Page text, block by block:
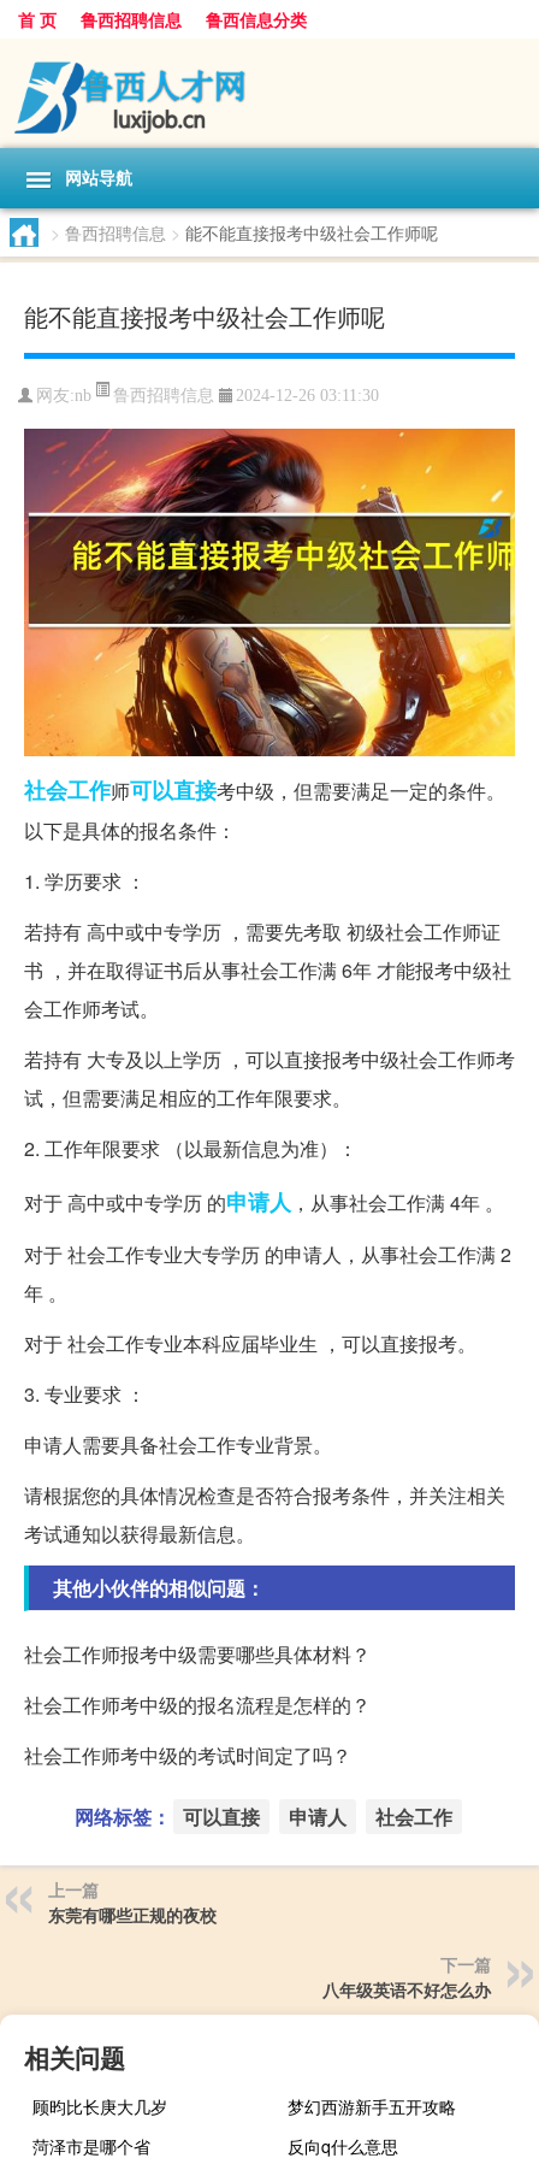
首 页 鲁西招聘信息 鲁西信息分类
网站导航
> 鲁西招聘信息 > 能不能直接报考中级社会工作师呢
能不能直接报考中级社会工作师呢
网友:nb 鲁西招聘信息 2024-12-26 03:11:30
社会工作师可以直接考中级，但需要满足一定的条件。
以下是具体的报名条件：
1. 学历要求 ：
若持有 高中或中专学历 ，需要先考取 初级社会工作师证
书 ，并在取得证书后从事社会工作满 6年 才能报考中级社
会工作师考试。
若持有 大专及以上学历 ，可以直接报考中级社会工作师考
试，但需要满足相应的工作年限要求。
2. 工作年限要求 （以最新信息为准）：
对于 高中或中专学历 的申请人 ，从事社会工作满 4年 。
对于 社会工作专业大专学历 的申请人，从事社会工作满 2
年 。
对于 社会工作专业本科应届毕业生 ，可以直接报考。
3. 专业要求 ：
申请人需要具备社会工作专业背景。
请根据您的具体情况检查是否符合报考条件，并关注相关
考试通知以获得最新信息。
其他小伙伴的相似问题：
社会工作师报考中级需要哪些具体材料？
社会工作师考中级的报名流程是怎样的？
社会工作师考中级的考试时间定了吗？
网络标签： 可以直接 申请人 社会工作
上一篇
东莞有哪些正规的夜校
下一篇
八年级英语不好怎么办
相关问题
顾昀比长庚大几岁
梦幻西游新手五开攻略
菏泽市是哪个省
反向q什么意思